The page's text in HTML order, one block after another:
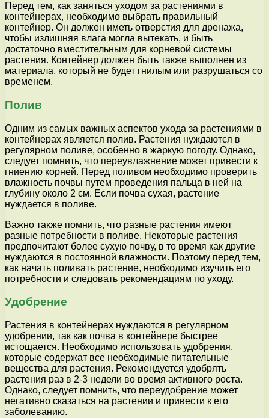
Перед тем, как заняться уходом за растениями в
контейнерах, необходимо выбрать правильный
контейнер. Он должен иметь отверстия для дренажа,
чтобы излишняя влага могла вытекать, и быть
достаточно вместительным для корневой системы
растения. Контейнер должен быть также выполнен из
материала, который не будет гнилым или разрушаться со
временем.
Полив
Одним из самых важных аспектов ухода за растениями в
контейнерах является полив. Растения нуждаются в
регулярном поливе, особенно в жаркую погоду. Однако,
следует помнить, что переувлажнение может привести к
гниению корней. Перед поливом необходимо проверить
влажность почвы путем проведения пальца в ней на
глубину около 2 см. Если почва сухая, растение
нуждается в поливе.
Важно также помнить, что разные растения имеют
разные потребности в поливе. Некоторые растения
предпочитают более сухую почву, в то время как другие
нуждаются в постоянной влажности. Поэтому перед тем,
как начать поливать растение, необходимо изучить его
потребности и следовать рекомендациям по уходу.
Удобрение
Растения в контейнерах нуждаются в регулярном
удобрении, так как почва в контейнере быстрее
истощается. Необходимо использовать удобрения,
которые содержат все необходимые питательные
вещества для растения. Рекомендуется удобрять
растения раз в 2-3 недели во время активного роста.
Однако, следует помнить, что переудобрение может
негативно сказаться на растении и привести к его
заболеванию.